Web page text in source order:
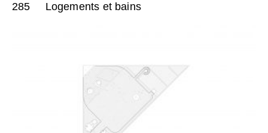
285 Logements et bains